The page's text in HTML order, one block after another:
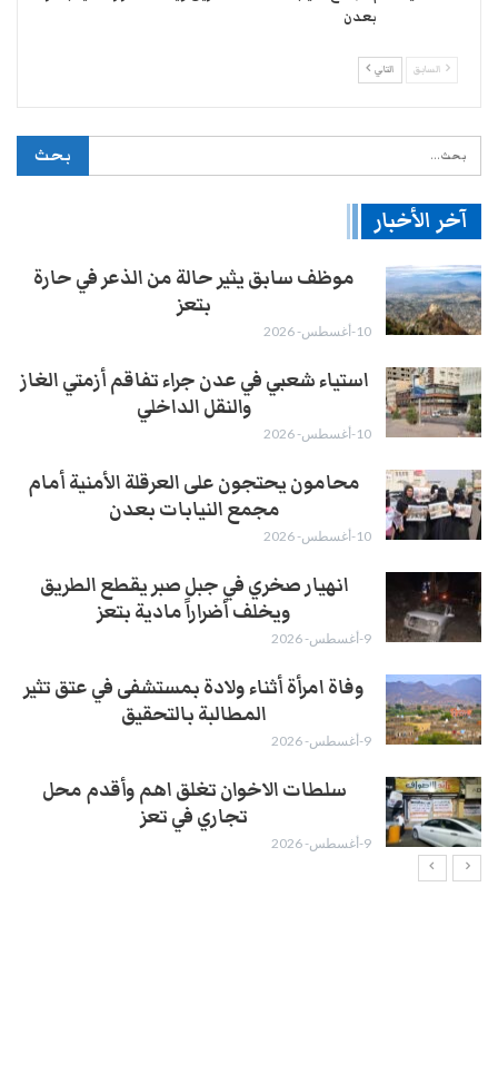
بعدن
السابق التالي
آخر الأخبار
موظف سابق يثير حالة من الذعر في حارة
بتعز
10-أغسطس- 2026
استياء شعبي في عدن جراء تفاقم أزمتي الغاز
والنقل الداخلي
10-أغسطس- 2026
محامون يحتجون على العرقلة الأمنية أمام
مجمع النيابات بعدن
10-أغسطس- 2026
انهيار صخري في جبل صبر يقطع الطريق
ويخلف أضراراً مادية بتعز
9-أغسطس- 2026
وفاة امرأة أثناء ولادة بمستشفى في عتق تثير
المطالبة بالتحقيق
9-أغسطس- 2026
سلطات الاخوان تغلق اهم وأقدم محل
تجاري في تعز
9-أغسطس- 2026